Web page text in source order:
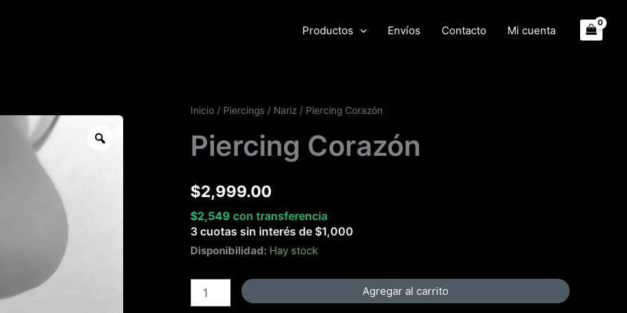
Productos Envíos Contacto Mi cuenta
Inicio / Piercings / Nariz / Piercing Corazón
Piercing Corazón
$2,999.00
$2,549 con transferencia
3 cuotas sin interés de $1,000
Disponibilidad: Hay stock
Piercing
cantidad
Agregar al carrito